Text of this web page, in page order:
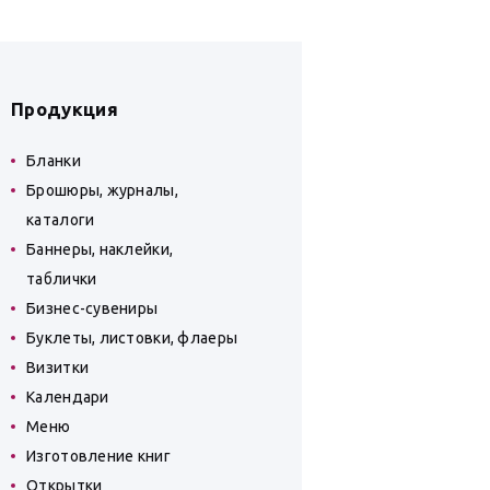
Продукция
Бланки
Брошюры, журналы,
каталоги
Баннеры, наклейки,
таблички
Бизнес-сувениры
Буклеты, листовки, флаеры
Визитки
Календари
Меню
Изготовление книг
Открытки